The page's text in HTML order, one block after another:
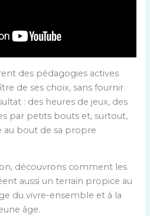
des pédagogies actives
de ses choix, sans fournir
: des heures de jeux, des
par petits bouts et, surtout,
au bout de sa propre
découvrons comment les
aussi un terrain propice au
du vivre-ensemble et à la
âge.